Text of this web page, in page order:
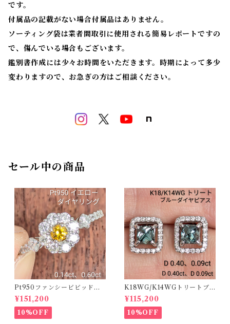
です。
付属品の記載がない場合付属品はありません。
ソーティング袋は業者間取引に使用される簡易レポートですの
で、傷んでいる場合もございます。
鑑別書作成には少々お時間をいただきます。時期によって多少
変わりますので、お急ぎの方はご相談ください。
セール中の商品
Pt950ファンシービビッドオ
レンジィイエローダイヤリン
グ D 0.144ct D 0.60ct【PR
O208782】
¥151,200
10%OFF
K18WG/K14WGトリートブ
ルーダイヤピアス 【PRO20
8939】
¥115,200
10%OFF